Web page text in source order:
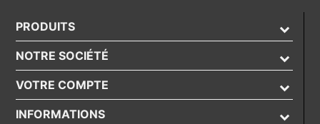
PRODUITS
NOTRE SOCIÉTÉ
VOTRE COMPTE
INFORMATIONS